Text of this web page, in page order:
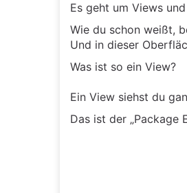
Es geht um Views
Wie du schon weißt,
Und in dieser
Was ist so ein View?
Ein View siehst du
Das ist der „Package